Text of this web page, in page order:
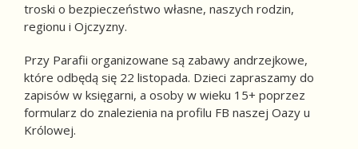
troski o bezpieczeństwo własne, naszych rodzin,
regionu i Ojczyzny.
Przy Parafii organizowane są zabawy andrzejkowe,
które odbędą się 22 listopada. Dzieci zapraszamy do
zapisów w księgarni, a osoby w wieku 15+ poprzez
formularz do znalezienia na profilu FB naszej Oazy u
Królowej.